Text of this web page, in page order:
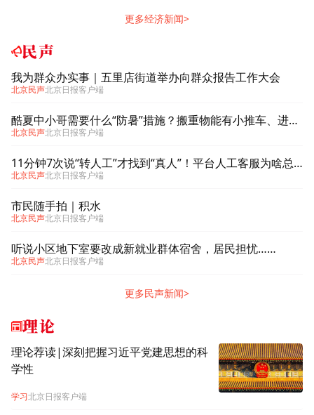
更多经济新闻>
民声
我为群众办实事｜五里店街道举办向群众报告工作大会
北京民声北京日报客户端
酷夏中小哥需要什么“防暑”措施？搬重物能有小推车、进驿站不被密码挡门外、乱停放的共享单车再少一些……
北京民声北京日报客户端
11分钟7次说“转人工”才找到“真人”！平台人工客服为啥总“躲猫猫”
北京民声北京日报客户端
市民随手拍｜积水
北京民声北京日报客户端
听说小区地下室要改成新就业群体宿舍，居民担忧……
北京民声北京日报客户端
更多民声新闻>
理论
理论荐读|深刻把握习近平党建思想的科
学性
学习北京日报客户端